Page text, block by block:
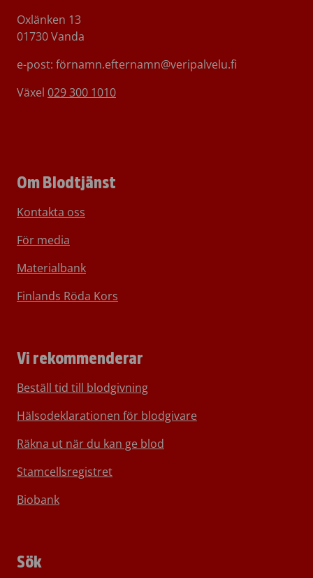
Oxlänken 13
01730 Vanda
e-post: förnamn.efternamn@veripalvelu.fi
Växel 029 300 1010
Om Blodtjänst
Kontakta oss
För media
Materialbank
Finlands Röda Kors
Vi rekommenderar
Beställ tid till blodgivning
Hälsodeklarationen för blodgivare
Räkna ut när du kan ge blod
Stamcellsregistret
Biobank
Sök